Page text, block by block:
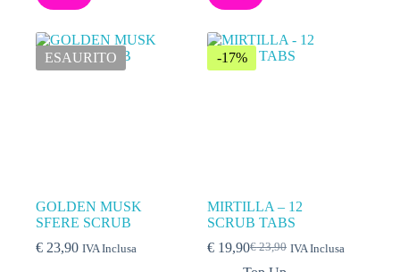
ESAURITO
GOLDEN MUSK
SFERE SCRUB
€ 23,90 IVA Inclusa
-17%
MIRTILLA – 12
SCRUB TABS
€23,90
€ 19,90 IVA Inclusa